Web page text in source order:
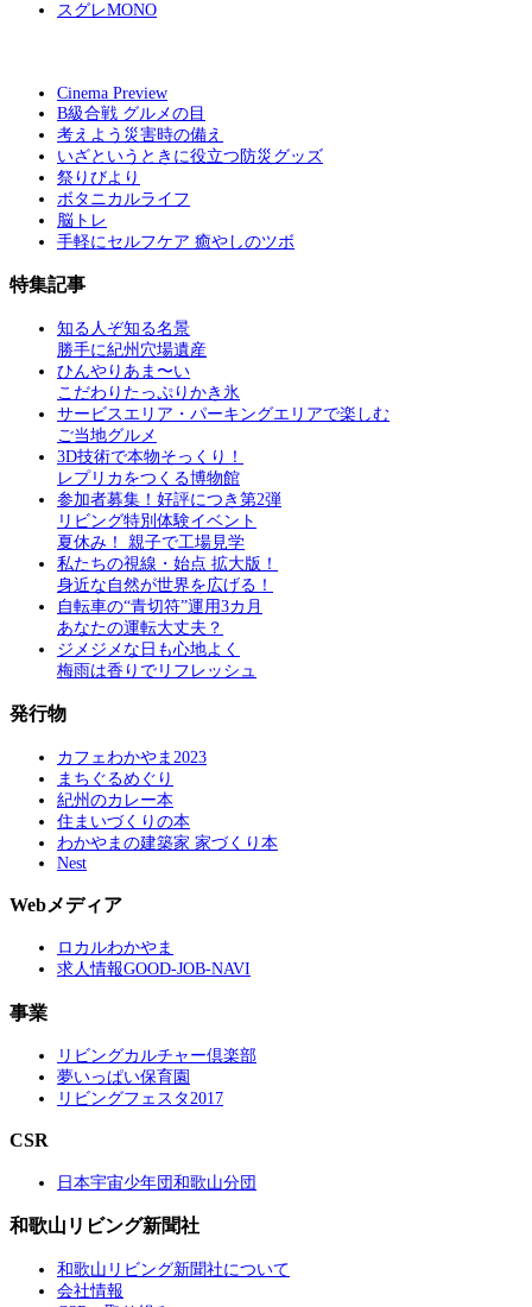
スグレMONO
Cinema Preview
B級合戦 グルメの目
考えよう災害時の備え
いざというときに役立つ防災グッズ
祭りびより
ボタニカルライフ
脳トレ
手軽にセルフケア 癒やしのツボ
特集記事
知る人ぞ知る名景
勝手に紀州穴場遺産
ひんやりあま〜い
こだわりたっぷりかき氷
サービスエリア・パーキングエリアで楽しむ
ご当地グルメ
3D技術で本物そっくり！
レプリカをつくる博物館
参加者募集！好評につき第2弾
リビング特別体験イベント
夏休み！ 親子で工場見学
私たちの視線・始点 拡大版！
身近な自然が世界を広げる！
自転車の“青切符”運用3カ月
あなたの運転大丈夫？
ジメジメな日も心地よく
梅雨は香りでリフレッシュ
発行物
カフェわかやま2023
まちぐるめぐり
紀州のカレー本
住まいづくりの本
わかやまの建築家 家づくり本
Nest
Webメディア
ロカルわかやま
求人情報GOOD-JOB-NAVI
事業
リビングカルチャー倶楽部
夢いっぱい保育園
リビングフェスタ2017
CSR
日本宇宙少年団和歌山分団
和歌山リビング新聞社
和歌山リビング新聞社について
会社情報